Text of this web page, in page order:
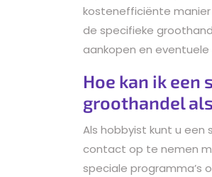
kostenefficiënte
de specifieke
aankopen en eventuele
Hoe kan ik een
groothandel
Als hobbyist kunt u
contact op te nemen
speciale programma’s